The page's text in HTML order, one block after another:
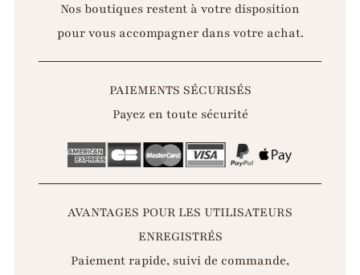
Nos boutiques restent à votre disposition
pour vous accompagner dans votre achat.
PAIEMENTS SÉCURISÉS
Payez en toute sécurité
AVANTAGES POUR LES UTILISATEURS
ENREGISTRÉS
Paiement rapide, suivi de commande,